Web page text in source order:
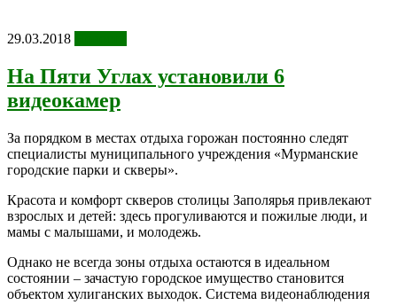
29.03.2018
На Пяти Углах установили 6
видеокамер
За порядком в местах отдыха горожан постоянно следят
специалисты муниципального учреждения «Мурманские
городские парки и скверы».
Красота и комфорт скверов столицы Заполярья привлекают
взрослых и детей: здесь прогуливаются и пожилые люди, и
мамы с малышами, и молодежь.
Однако не всегда зоны отдыха остаются в идеальном
состоянии – зачастую городское имущество становится
объектом хулиганских выходок. Система видеонаблюдения